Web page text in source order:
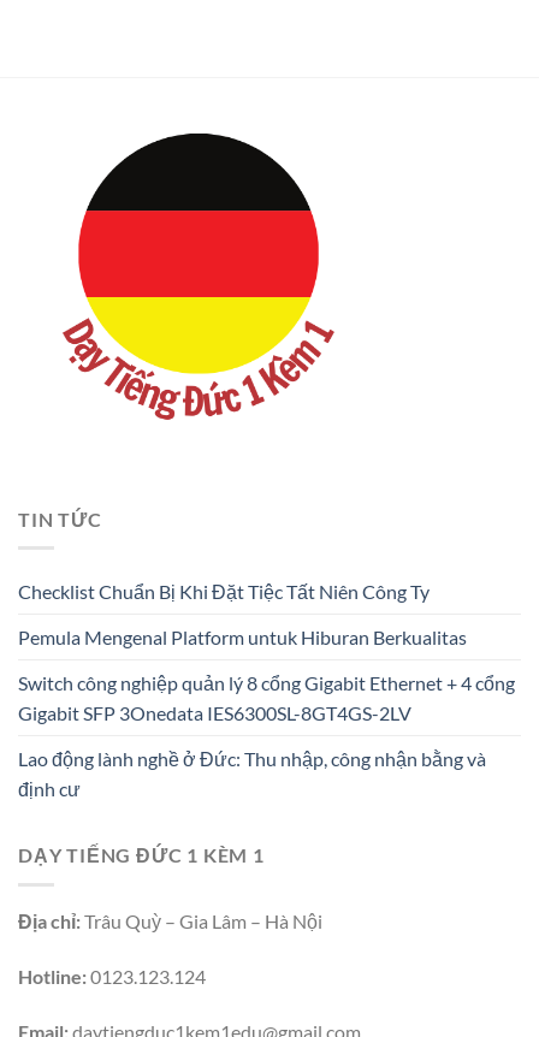
TIN TỨC
Checklist Chuẩn Bị Khi Đặt Tiệc Tất Niên Công Ty
Pemula Mengenal Platform untuk Hiburan Berkualitas
Switch công nghiệp quản lý 8 cổng Gigabit Ethernet + 4 cổng
Gigabit SFP 3Onedata IES6300SL-8GT4GS-2LV
Lao động lành nghề ở Đức: Thu nhập, công nhận bằng và
định cư
DẠY TIẾNG ĐỨC 1 KÈM 1
Địa chỉ:Trâu Quỳ – Gia Lâm – Hà Nội
Hotline:0123.123.124
Email:daytiengduc1kem1edu@gmail.com